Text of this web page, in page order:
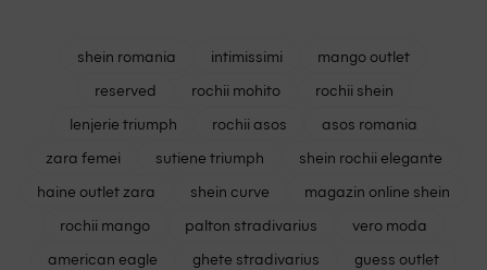
shein romania intimissimi
mango outlet
reserved
rochii mohito
rochii shein
lenjerie triumph
rochii asos
asos romania
zara femei
sutiene triumph
shein rochii elegante
haine outlet zara
shein curve
magazin online shein
rochii mango
palton stradivarius
vero moda
american eagle
ghete stradivarius
guess outlet